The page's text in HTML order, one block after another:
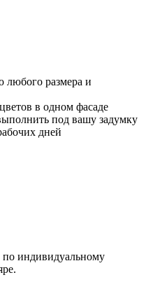
любого размера и
в одном фасаде
под вашу задумку
дней
по индивидуальному